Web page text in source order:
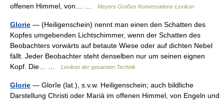
offenen Himmel, von… …
Meyers Großes Konversations-Lexikon
Glorie — (Heiligenschein) nennt man einen den Schatten des
Kopfes umgebenden Lichtschimmer, wenn der Schatten des
Beobachters vorwärts auf betaute Wiese oder auf dichten Nebel
fällt. Jeder Beobachter steht denselben nur um seinen eignen
Kopf. Die… …
Lexikon der gesamten Technik
Glorie — Glorĭe (lat.), s.v.w. Heiligenschein; auch bildliche
Darstellung Christi oder Mariä im offenen Himmel, von Engeln und